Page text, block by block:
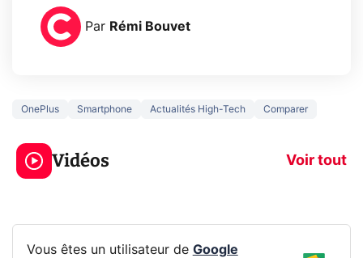
Par Rémi Bouvet
OnePlus Smartphone Actualités High-Tech Comparer
Vidéos Voir tout
3 écrans en 1 pour
319€ ? Voici L'AOC
CQ32G4ZA !
5
prochaine
Vous êtes un utilisateur de Google